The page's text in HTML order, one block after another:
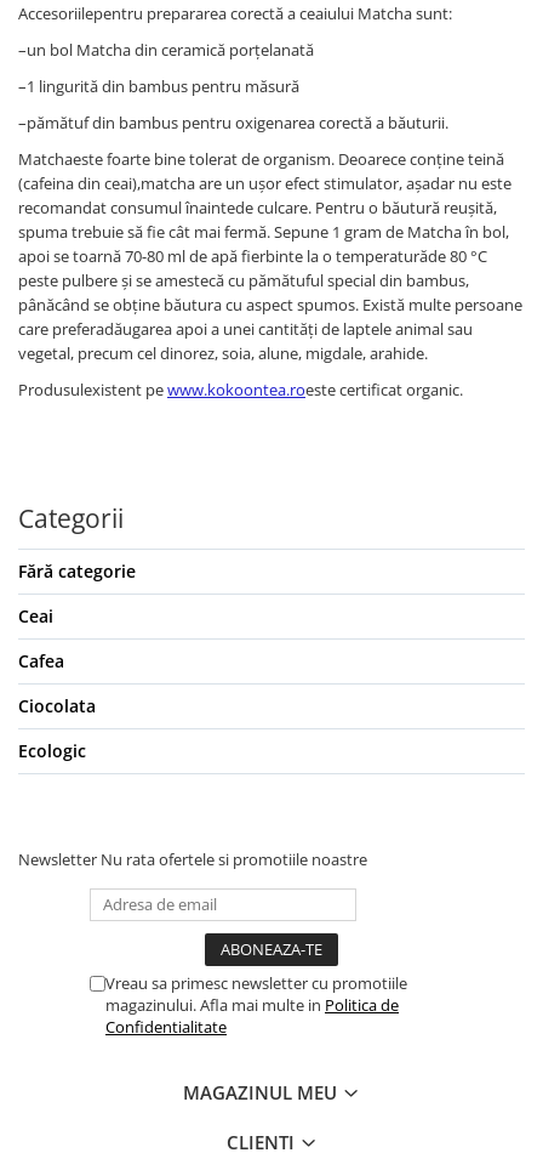
Accesoriilepentru prepararea corectă a ceaiului Matcha sunt:
–un bol Matcha din ceramică porţelanată
–1 lingurită din bambus pentru măsură
–pămătuf din bambus pentru oxigenarea corectă a băuturii.
Matchaeste foarte bine tolerat de organism. Deoarece conține teină
(cafeina din ceai),matcha are un ușor efect stimulator, așadar nu este
recomandat consumul înaintede culcare. Pentru o băutură reușită,
spuma trebuie să fie cât mai fermă. Sepune 1 gram de Matcha în bol,
apoi se toarnă 70-80 ml de apă fierbinte la o temperaturăde 80 °C
peste pulbere și se amestecă cu pămătuful special din bambus,
pânăcând se obține băutura cu aspect spumos. Există multe persoane
care preferadăugarea apoi a unei cantităţi de laptele animal sau
vegetal, precum cel dinorez, soia, alune, migdale, arahide.
Produsulexistent pewww.kokoontea.roeste certificat organic.
Categorii
Fără categorie
Ceai
Cafea
Ciocolata
Ecologic
Newsletter Nu rata ofertele si promotiile noastre
Vreau sa primesc newsletter cu promotiile
magazinului. Afla mai multe in Politica de
Confidentialitate
MAGAZINUL MEU
CLIENTI